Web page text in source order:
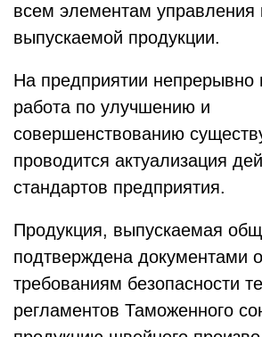
всем элементам управления
выпускаемой продукции.
На предприятии непрерывно
работа по улучшению и
совершенствованию
проводится актуализация
стандартов предприятия.
Продукция, выпускаемая
подтверждена документами
требованиям безопасности
регламентов Таможенного